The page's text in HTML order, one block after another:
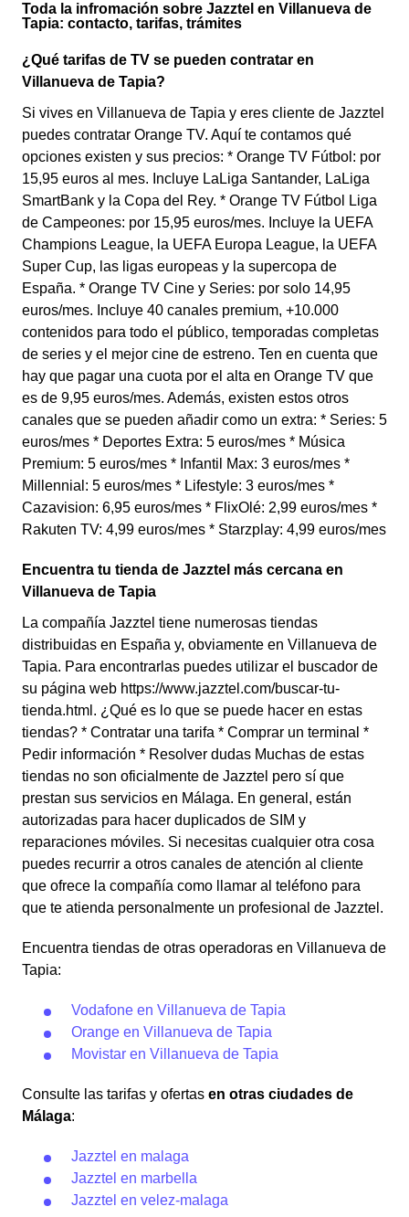
Toda la infromación sobre Jazztel en Villanueva de
Tapia: contacto, tarifas, trámites
¿Qué tarifas de TV se pueden contratar en
Villanueva de Tapia?
Si vives en Villanueva de Tapia y eres cliente de Jazztel
puedes contratar Orange TV. Aquí te contamos qué
opciones existen y sus precios: * Orange TV Fútbol: por
15,95 euros al mes. Incluye LaLiga Santander, LaLiga
SmartBank y la Copa del Rey. * Orange TV Fútbol Liga
de Campeones: por 15,95 euros/mes. Incluye la UEFA
Champions League, la UEFA Europa League, la UEFA
Super Cup, las ligas europeas y la supercopa de
España. * Orange TV Cine y Series: por solo 14,95
euros/mes. Incluye 40 canales premium, +10.000
contenidos para todo el público, temporadas completas
de series y el mejor cine de estreno. Ten en cuenta que
hay que pagar una cuota por el alta en Orange TV que
es de 9,95 euros/mes. Además, existen estos otros
canales que se pueden añadir como un extra: * Series: 5
euros/mes * Deportes Extra: 5 euros/mes * Música
Premium: 5 euros/mes * Infantil Max: 3 euros/mes *
Millennial: 5 euros/mes * Lifestyle: 3 euros/mes *
Cazavision: 6,95 euros/mes * FlixOlé: 2,99 euros/mes *
Rakuten TV: 4,99 euros/mes * Starzplay: 4,99 euros/mes
Encuentra tu tienda de Jazztel más cercana en
Villanueva de Tapia
La compañía Jazztel tiene numerosas tiendas
distribuidas en España y, obviamente en Villanueva de
Tapia. Para encontrarlas puedes utilizar el buscador de
su página web https://www.jazztel.com/buscar-tu-
tienda.html. ¿Qué es lo que se puede hacer en estas
tiendas? * Contratar una tarifa * Comprar un terminal *
Pedir información * Resolver dudas Muchas de estas
tiendas no son oficialmente de Jazztel pero sí que
prestan sus servicios en Málaga. En general, están
autorizadas para hacer duplicados de SIM y
reparaciones móviles. Si necesitas cualquier otra cosa
puedes recurrir a otros canales de atención al cliente
que ofrece la compañía como llamar al teléfono para
que te atienda personalmente un profesional de Jazztel.
Encuentra tiendas de otras operadoras en Villanueva de
Tapia:
Vodafone en Villanueva de Tapia
Orange en Villanueva de Tapia
Movistar en Villanueva de Tapia
Consulte las tarifas y ofertas en otras ciudades de
Málaga:
Jazztel en malaga
Jazztel en marbella
Jazztel en velez-malaga